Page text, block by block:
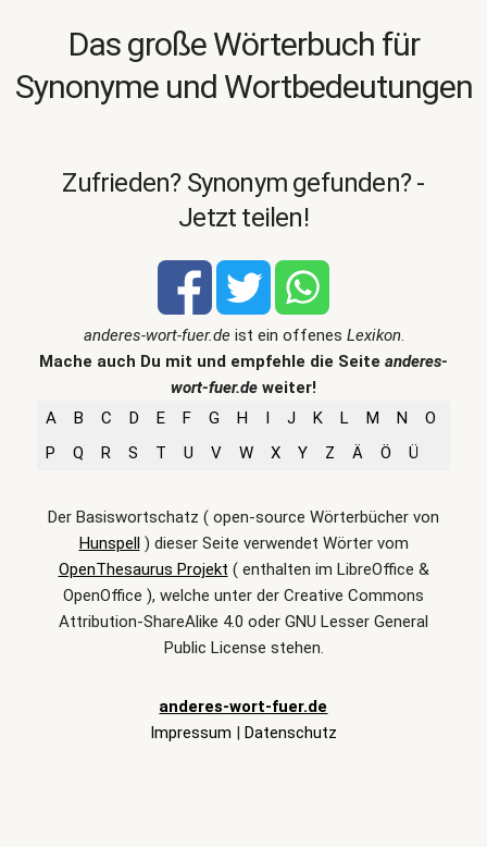
Das große Wörterbuch für
Synonyme und Wortbedeutungen
Zufrieden? Synonym gefunden? -
Jetzt teilen!
anderes-wort-fuer.deist ein offenes Lexikon.
Mache auch Du mit und empfehle die Seite anderes-
wort-fuer.de weiter!
A
B C D E F G H I J K L M N
O
P
Q R S T U V W X Y Z Ä Ö Ü
Der Basiswortschatz ( open-source Wörterbücher von
Hunspell) dieser Seite verwendet Wörter vom
OpenThesaurus Projekt ( enthalten im LibreOffice &
OpenOffice ), welche unter der Creative Commons
Attribution-ShareAlike 4.0 oder GNU Lesser General
Public License stehen.
anderes-wort-fuer.de
Impressum | Datenschutz